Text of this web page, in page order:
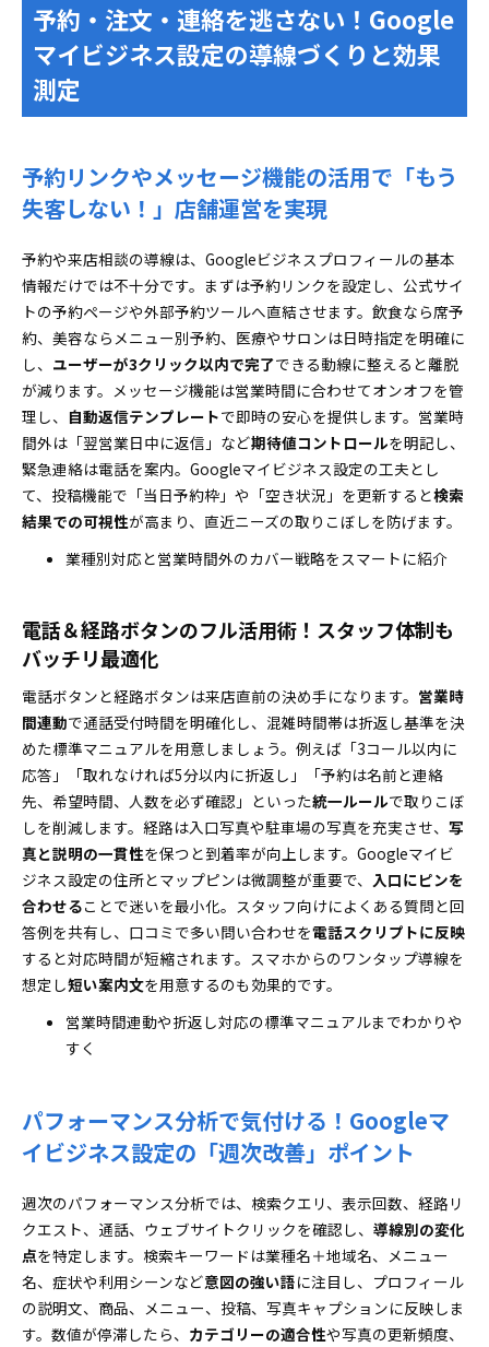
予約・注文・連絡を逃さない！Google
マイビジネス設定の導線づくりと効果
測定
予約リンクやメッセージ機能の活用で「もう
失客しない！」店舗運営を実現
予約や来店相談の導線は、Googleビジネスプロフィールの基本
情報だけでは不十分です。まずは予約リンクを設定し、公式サイ
トの予約ページや外部予約ツールへ直結させます。飲食なら席予
約、美容ならメニュー別予約、医療やサロンは日時指定を明確に
し、 ユーザーが3クリック以内で完了できる動線に整えると離脱
が減ります。メッセージ機能は営業時間に合わせてオンオフを管
理し、 自動返信テンプレートで即時の安心を提供します。営業時
間外は「翌営業日中に返信」など期待値コントロールを明記し、
緊急連絡は電話を案内。Googleマイビジネス設定の工夫とし
て、投稿機能で「当日予約枠」や「空き状況」を更新すると検索
結果での可視性が高まり、直近ニーズの取りこぼしを防げます。
業種別対応と営業時間外のカバー戦略をスマートに紹介
電話＆経路ボタンのフル活用術！スタッフ体制も
バッチリ最適化
電話ボタンと経路ボタンは来店直前の決め手になります。 営業時
間連動で通話受付時間を明確化し、混雑時間帯は折返し基準を決
めた標準マニュアルを用意しましょう。例えば「3コール以内に
応答」「取れなければ5分以内に折返し」「予約は名前と連絡
先、希望時間、人数を必ず確認」といった統一ルールで取りこぼ
しを削減します。経路は入口写真や駐車場の写真を充実させ、 写
真と説明の一貫性を保つと到着率が向上します。Googleマイビ
ジネス設定の住所とマップピンは微調整が重要で、 入口にピンを
合わせることで迷いを最小化。スタッフ向けによくある質問と回
答例を共有し、口コミで多い問い合わせを電話スクリプトに反映
すると対応時間が短縮されます。スマホからのワンタップ導線を
想定し短い案内文を用意するのも効果的です。
営業時間連動や折返し対応の標準マニュアルまでわかりや
すく
パフォーマンス分析で気付ける！Googleマ
イビジネス設定の「週次改善」ポイント
週次のパフォーマンス分析では、検索クエリ、表示回数、経路リ
クエスト、通話、ウェブサイトクリックを確認し、 導線別の変化
点を特定します。検索キーワードは業種名＋地域名、メニュー
名、症状や利用シーンなど意図の強い語に注目し、プロフィール
の説明文、商品、メニュー、投稿、写真キャプションに反映しま
す。数値が停滞したら、 カテゴリーの適合性や写真の更新頻度、